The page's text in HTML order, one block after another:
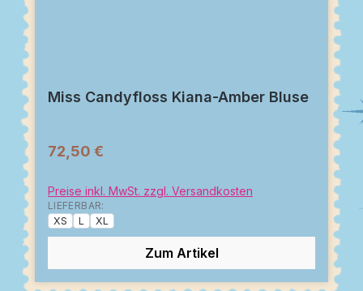
Miss Candyfloss Kiana-Amber Bluse
72,50 €
Preise inkl. MwSt. zzgl. Versandkosten
LIEFERBAR:
XS
L XL
Zum Artikel